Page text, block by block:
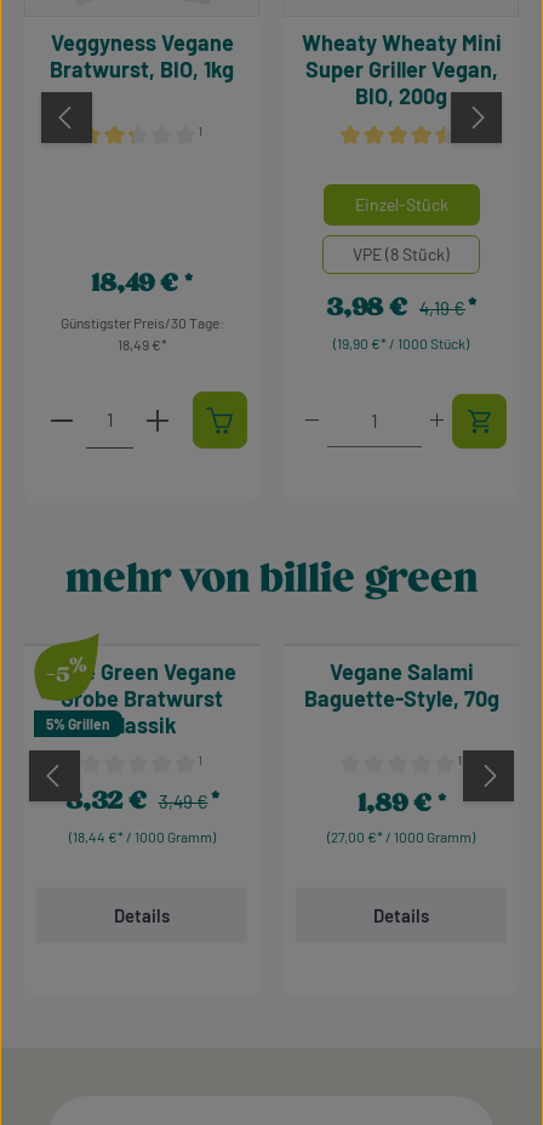
¹
Veggyness Vegane
Bratwurst, BIO, 1kg
Regulärer Preis:
18,49 €
Günstigster Preis/30 Tage:
18,49 €
Produkt Anzahl: Gib den gewünschten Wert ein
Wheaty Wheaty Mini
Super Griller Vegan,
BIO, 200g
Mengeneinheiten
Einzel-Stück
VPE (8 Stück)
(19,90 €* / 1000 Stück)
Verkaufspreis:
3,98 € Regulärer Preis:
4,19 €
Produkt Anzahl: Gib
Produktgalerie überspringen
mehr von billie green
-5%
5% Grillen
Durchschnittliche Bewertung von 0 von 5 Sternen
¹
Billie Green Vegane
Grobe Bratwurst
Klassik
(18,44 €* / 1000 Gramm)
Verkaufspreis:
3,32 € Regulärer Preis:
3,49 €
Details
Durchschnittliche
¹
Vegane Salami
Baguette-Style, 70g
(27,00 €* / 1000 Gramm)
Regulärer Preis:
1,89 €
Details